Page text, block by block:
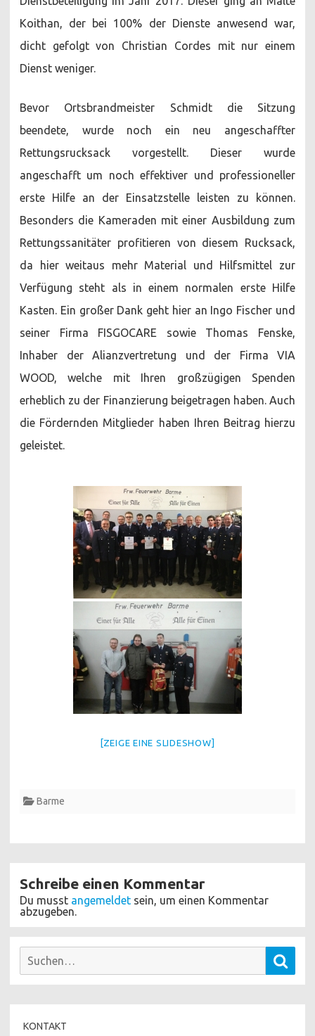
Koithan, der bei 100% der Dienste anwesend war,
dicht gefolgt von Christian Cordes mit nur einem
Dienst weniger.
Bevor Ortsbrandmeister Schmidt die Sitzung
beendete, wurde noch ein neu angeschaffter
Rettungsrucksack vorgestellt. Dieser wurde
angeschafft um noch effektiver und professioneller
erste Hilfe an der Einsatzstelle leisten zu können.
Besonders die Kameraden mit einer Ausbildung zum
Rettungssanitäter profitieren von diesem Rucksack,
da hier weitaus mehr Material und Hilfsmittel zur
Verfügung steht als in einem normalen erste Hilfe
Kasten. Ein großer Dank geht hier an Ingo Fischer und
seiner Firma FISGOCARE sowie Thomas Fenske,
Inhaber der Alianzvertretung und der Firma VIA
WOOD, welche mit Ihren großzügigen Spenden
erheblich zu der Finanzierung beigetragen haben. Auch
die Fördernden Mitglieder haben Ihren Beitrag hierzu
geleistet.
[ZEIGE EINE SLIDESHOW]
Barme
Schreibe einen Kommentar
Du musst angemeldet sein, um einen Kommentar
abzugeben.
Suchen
KONTAKT